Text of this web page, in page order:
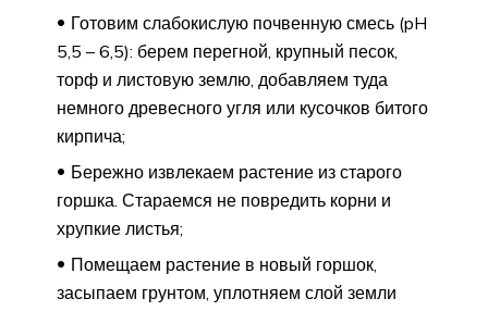
Готовим слабокислую почвенную смесь (pH
5,5 – 6,5): берем перегной, крупный песок,
торф и листовую землю, добавляем туда
немного древесного угля или кусочков битого
кирпича;
Бережно извлекаем растение из старого
горшка. Стараемся не повредить корни и
хрупкие листья;
Помещаем растение в новый горшок,
засыпаем грунтом, уплотняем слой земли